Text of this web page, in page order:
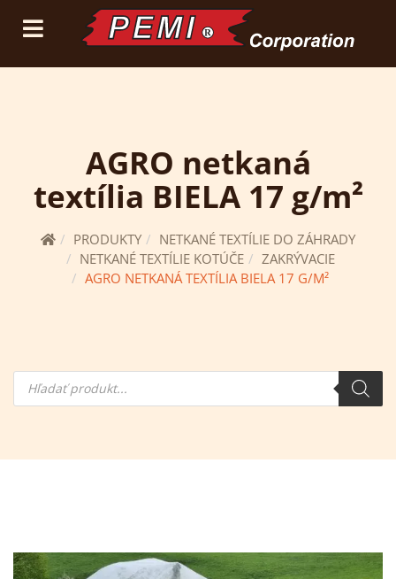
prihlásiť sa (current)registrácia
AGRO netkaná
textília BIELA 17 g/m²
PRODUKTY
NETKANÉ TEXTÍLIE DO ZÁHRADY
NETKANÉ TEXTÍLIE KOTÚČE
ZAKRÝVACIE
AGRO NETKANÁ TEXTÍLIA BIELA 17 G/M²
Hľadanie
produktov